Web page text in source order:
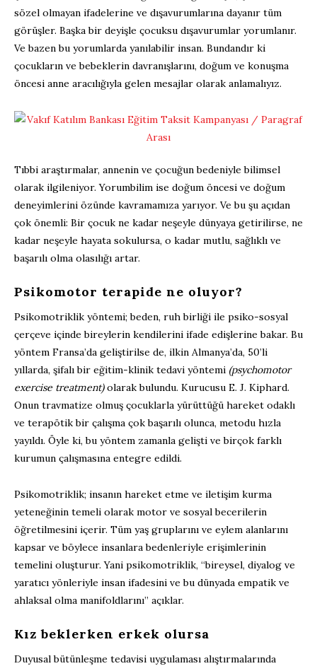
sözel olmayan ifadelerine ve dışavurumlarına dayanır tüm
görüşler. Başka bir deyişle çocuksu dışavurumlar yorumlanır.
Ve bazen bu yorumlarda yanılabilir insan. Bundandır ki
çocukların ve bebeklerin davranışlarını, doğum ve konuşma
öncesi anne aracılığıyla gelen mesajlar olarak anlamalıyız.
Tıbbi araştırmalar, annenin ve çocuğun bedeniyle bilimsel
olarak ilgileniyor. Yorumbilim ise doğum öncesi ve doğum
deneyimlerini özünde kavramamıza yarıyor. Ve bu şu açıdan
çok önemli: Bir çocuk ne kadar neşeyle dünyaya getirilirse, ne
kadar neşeyle hayata sokulursa, o kadar mutlu, sağlıklı ve
başarılı olma olasılığı artar.
Psikomotor terapide ne oluyor?
Psikomotriklik yöntemi; beden, ruh birliği ile psiko-sosyal
çerçeve içinde bireylerin kendilerini ifade edişlerine bakar. Bu
yöntem Fransa’da geliştirilse de, ilkin Almanya’da, 50’li
yıllarda, şifalı bir eğitim-klinik tedavi yöntemi (psychomotor
exercise treatment)olarak bulundu. Kurucusu E. J. Kiphard.
Onun travmatize olmuş çocuklarla yürüttüğü hareket odaklı
ve terapötik bir çalışma çok başarılı olunca, metodu hızla
yayıldı. Öyle ki, bu yöntem zamanla gelişti ve birçok farklı
kurumun çalışmasına entegre edildi.
Psikomotriklik; insanın hareket etme ve iletişim kurma
yeteneğinin temeli olarak motor ve sosyal becerilerin
öğretilmesini içerir. Tüm yaş gruplarını ve eylem alanlarını
kapsar ve böylece insanlara bedenleriyle erişimlerinin
temelini oluşturur. Yani psikomotriklik, “bireysel, diyalog ve
yaratıcı yönleriyle insan ifadesini ve bu dünyada empatik ve
ahlaksal olma manifoldlarını” açıklar.
Kız beklerken erkek olursa
Duyusal bütünleşme tedavisi uygulaması alıştırmalarında